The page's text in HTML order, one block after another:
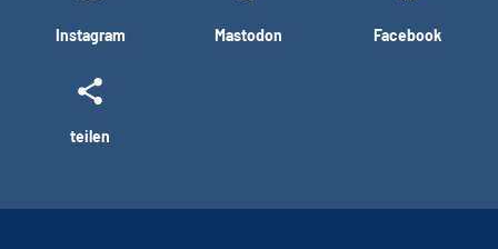
Instagram Mastodon Facebook
teilen